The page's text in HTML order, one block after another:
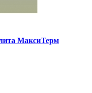
МаксиТерм